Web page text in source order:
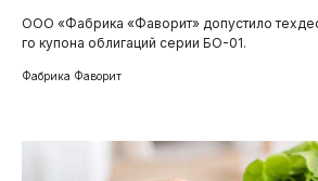
ООО «Фабрика «Фаворит» допустило
го купона облигаций серии БО-01.
Фабрика Фаворит